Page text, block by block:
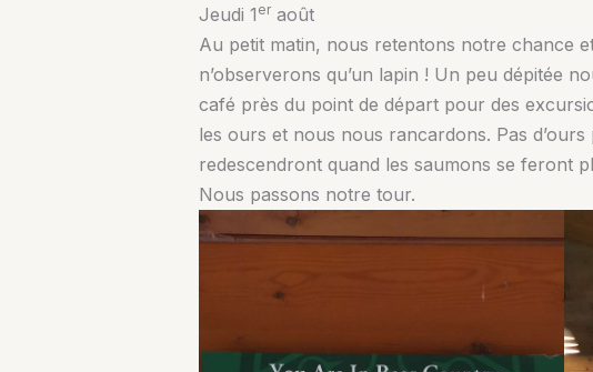
Jeudi 1 eraoût
Au petit matin, nous retentons notre chance
n’observerons qu’un lapin ! Un peu dépitée
café près du point de départ pour des
les ours et nous nous rancardons. Pas
redescendront quand les saumons se feront
Nous passons notre tour.